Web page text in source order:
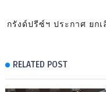
กรังด์ปรีซ์ฯ ประกาศ ยก
RELATED POST